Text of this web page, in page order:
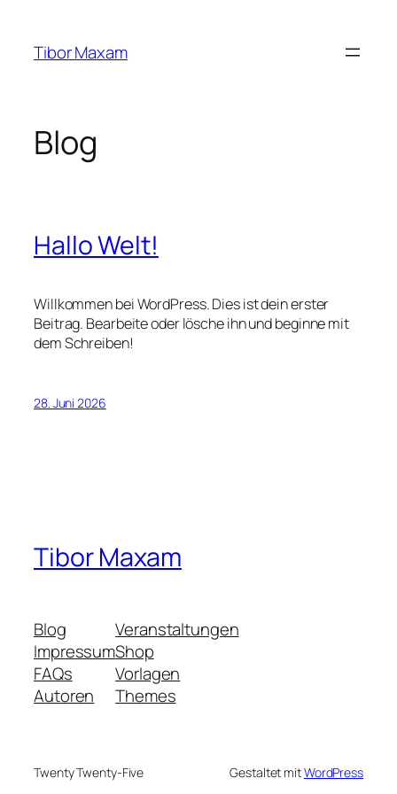
springen
Tibor Maxam
Blog
Hallo Welt!
Willkommen bei WordPress. Dies ist dein erster
Beitrag. Bearbeite oder lösche ihn und beginne mit
dem Schreiben!
28. Juni 2026
Tibor Maxam
Blog
Impressum
FAQs
Autoren
Veranstaltungen
Shop
Vorlagen
Themes
Twenty Twenty-Five Gestaltet mitWordPress